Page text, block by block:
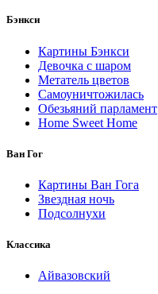
Бэнкси
Картины Бэнкси
Девочка с шаром
Метатель цветов
Самоуничтожилась
Обезьяний парламент
Home Sweet Home
Ван Гог
Картины Ван Гога
Звездная ночь
Подсолнухи
Классика
Айвазовский